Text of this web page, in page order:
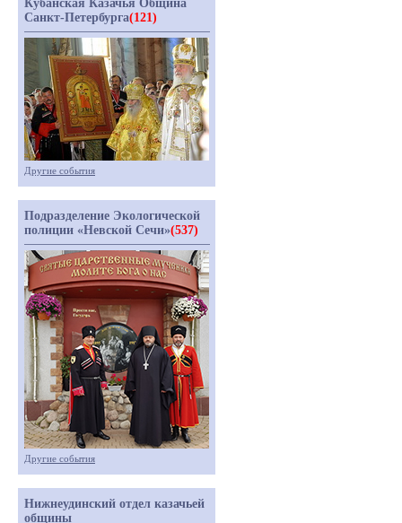
Кубанская Казачья Община
Санкт-Петербурга(121)
Другие события
Подразделение Экологической
полиции «Невской Сечи»(537)
Другие события
Нижнеудинский отдел казачьей
общины